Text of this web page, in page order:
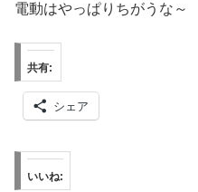
電動はやっぱりちがうな～
共有:
シェア
いいね: